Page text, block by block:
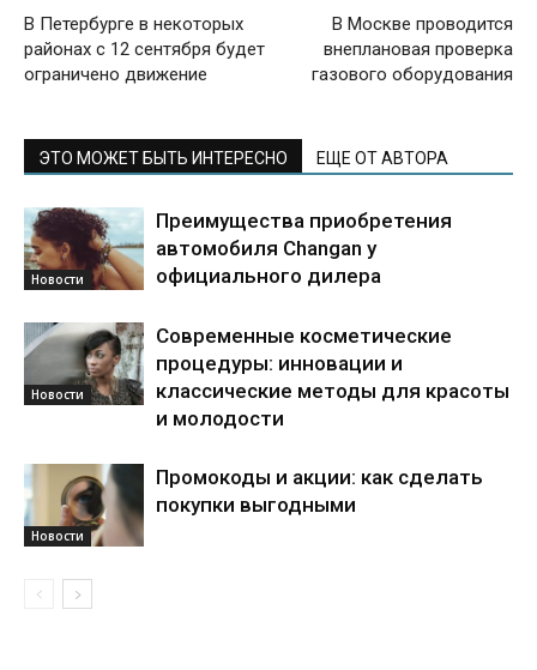
В Петербурге в некоторых
районах с 12 сентября будет
ограничено движение
В Москве проводится
внеплановая проверка
газового оборудования
ЭТО МОЖЕТ БЫТЬ ИНТЕРЕСНО ЕЩЕ ОТ АВТОРА
Новости
Преимущества приобретения
автомобиля Changan у
официального дилера
Новости
Современные косметические
процедуры: инновации и
классические методы для красоты
и молодости
Новости
Промокоды и акции: как сделать
покупки выгодными